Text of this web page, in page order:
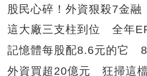
股民心碎！外資狠殺7金融
這大廠三支柱到位 全年
記憶體每股配8.6元的它
外資買超20億元 狂掃這檔